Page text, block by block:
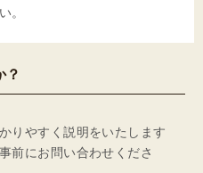
。
？
りやすく説明をいたします
前にお問い合わせくださ